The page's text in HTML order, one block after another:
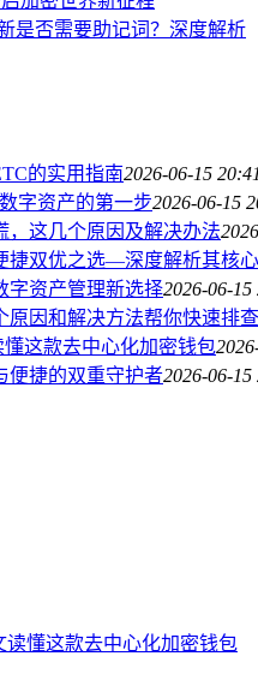
是否需要助记词？深度解析
的实用指南2026-06-15
字资产的第一步2026-06-15
，这几个原因及解决办法
捷双优之选—深度解析其核
字资产管理新选择2026-06-15
原因和解决方法帮你快速排查
懂这款去中心化加密钱包
便捷的双重守护者2026-06-15
读懂这款去中心化加密钱包